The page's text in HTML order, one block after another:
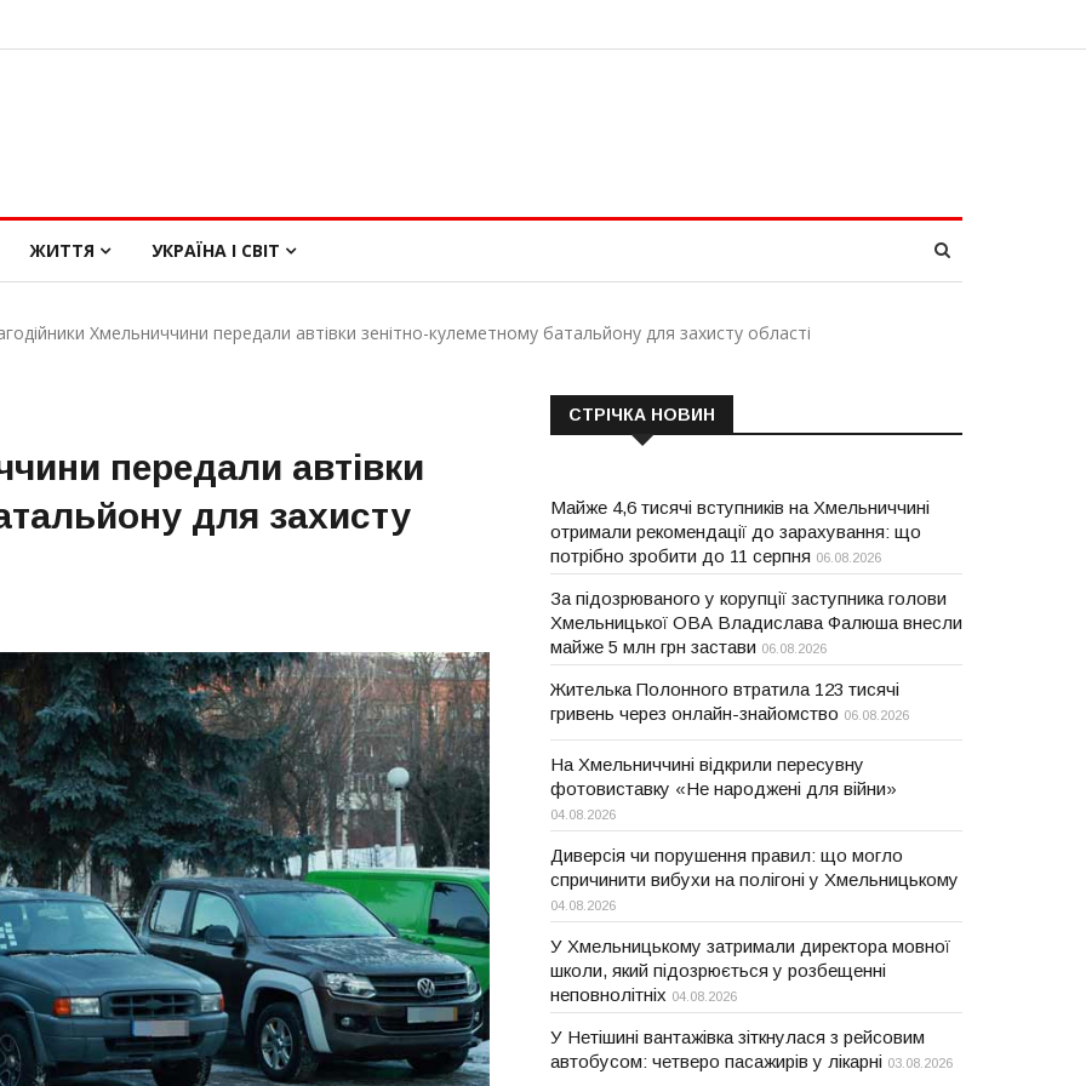
ЖИТТЯ УКРАЇНА І СВІТ
Хмельниччини передали автівки зенітно-кулеметному батальйону для захисту області
передали автівки
для захисту
СТРІЧКА НОВИН
Майже 4,6 тисячі вступників на Хмельниччині
отримали рекомендації до зарахування: що
потрібно зробити до 11 серпня 06.08.2026
За підозрюваного у корупції заступника голови
Хмельницької ОВА Владислава Фалюша внесли
майже 5 млн грн застави 06.08.2026
Жителька Полонного втратила 123 тисячі
гривень через онлайн-знайомство 06.08.2026
На Хмельниччині відкрили пересувну
фотовиставку «Не народжені для війни»
04.08.2026
Диверсія чи порушення правил: що могло
спричинити вибухи на полігоні у Хмельницькому
04.08.2026
У Хмельницькому затримали директора мовної
школи, який підозрюється у розбещенні
неповнолітніх 04.08.2026
У Нетішині вантажівка зіткнулася з рейсовим
автобусом: четверо пасажирів у лікарні 03.08.2026